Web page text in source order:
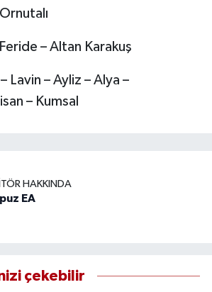
Feride – Altan Karakuş
Lavin – Ayliz – Alya –
– Kumsal
HAKKINDA
EA
çekebilir